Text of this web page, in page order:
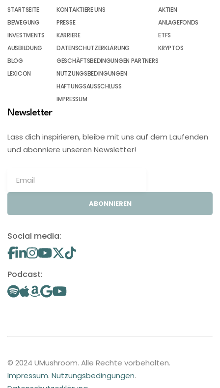
STARTSEITE
BEWEGUNG
INVESTMENTS
AUSBILDUNG
BLOG
LEXICON
KONTAKTIERE UNS
PRESSE
KARRIERE
DATENSCHUTZERKLÄRUNG
GESCHÄFTSBEDINGUNGEN PARTNERS
NUTZUNGSBEDINGUNGEN
HAFTUNGSAUSSCHLUSS
IMPRESSUM
AKTIEN
ANLAGEFONDS
ETFS
KRYPTOS
Newsletter
Lass dich inspirieren, bleibe mit uns auf dem Laufenden
und abonniere unseren Newsletter!
ABONNIEREN
Social media:
Podcast:
© 2024 UMushroom. Alle Rechte vorbehalten.
Impressum. Nutzungsbedingungen.